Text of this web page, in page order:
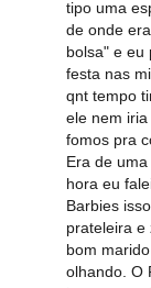
tipo uma
de onde
bolsa" e eu
festa nas
qnt tempo
ele nem
fomos pra
Era de
hora eu
Barbies
prateleira e
bom
olhando. O